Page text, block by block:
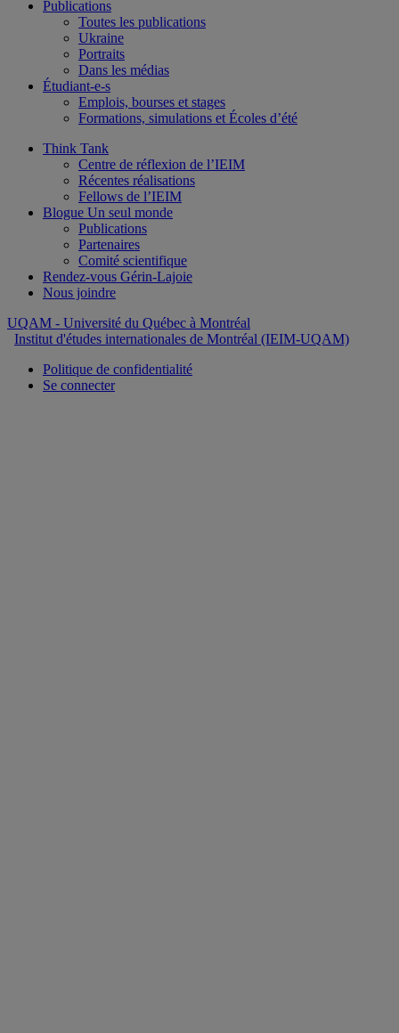
Publications
Toutes les publications
Ukraine
Portraits
Dans les médias
Étudiant-e-s
Emplois, bourses et stages
Formations, simulations et Écoles d’été
Think Tank
Centre de réflexion de l’IEIM
Récentes réalisations
Fellows de l’IEIM
Blogue Un seul monde
Publications
Partenaires
Comité scientifique
Rendez-vous Gérin-Lajoie
Nous joindre
UQAM - Université du Québec à Montréal
Institut d'études internationales de Montréal (IEIM-UQAM)
Politique de confidentialité
Se connecter